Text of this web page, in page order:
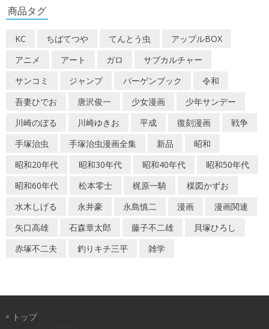
象:
商品タグ
KC ちばてつや てんとう虫
アップルBOX
アニメ
アート ガロ
サブカルチャー
サンコミ
ジャンプ バーゲンブック
令和
吾妻ひでお
唐沢俊一 少女漫画
少年サンデー
川崎のぼる
川崎ゆきお 平成 復刻漫画
戦争
手塚治虫
手塚治虫漫画全集 新品
昭和
昭和20年代
昭和30年代 昭和40年代
昭和50年代
昭和60年代
松本零士 梶原一騎
楳図かずお
水木しげる
永井豪 永島慎二 漫画
漫画関連
矢口高雄
石森章太郎 藤子不二雄
貝塚ひろし
赤塚不二夫
釣りキチ三平 雑学
トップ